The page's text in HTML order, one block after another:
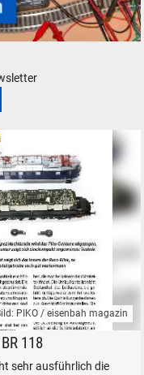
PIKO / eisenbah magazin
118
sehr ausführlich die